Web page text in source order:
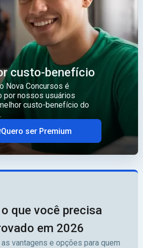
custo-benefício
Nova Concursos é
por nossos usuários
custo-benefício do
Quero ser Premium
que você precisa
em 2026
vantagens e opções para quem